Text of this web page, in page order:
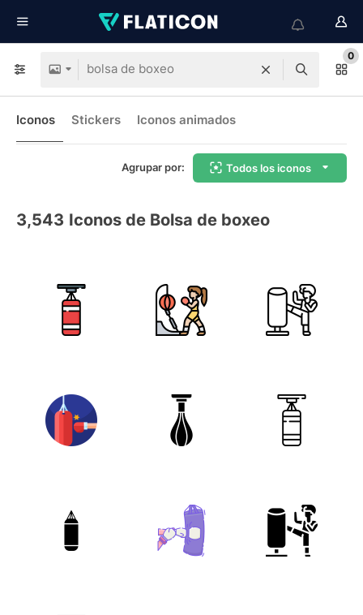
0
Iconos Stickers Iconos animados
Agrupar por: Todos los iconos
3,543 Iconos de Bolsa de boxeo